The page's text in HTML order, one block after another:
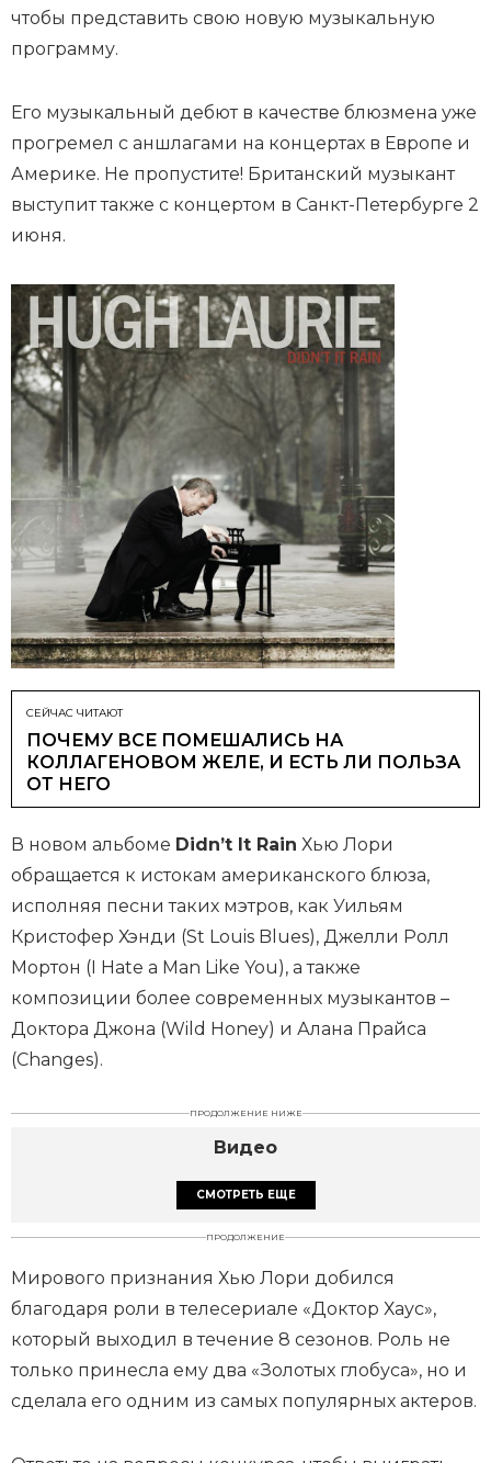
чтобы представить свою новую музыкальную
программу.
Его музыкальный дебют в качестве блюзмена уже
прогремел с аншлагами на концертах в Европе и
Америке. Не пропустите! Британский музыкант
выступит также с концертом в Санкт-Петербурге 2
июня.
СЕЙЧАС ЧИТАЮТ
ПОЧЕМУ ВСЕ ПОМЕШАЛИСЬ НА
КОЛЛАГЕНОВОМ ЖЕЛЕ, И ЕСТЬ ЛИ ПОЛЬЗА
ОТ НЕГО
В новом альбоме Didn’t It Rain Хью Лори
обращается к истокам американского блюза,
исполняя песни таких мэтров, как Уильям
Кристофер Хэнди (St Louis Blues), Джелли Ролл
Мортон (I Hate а Man Like You), а также
композиции более современных музыкантов –
Доктора Джона (Wild Honey) и Алана Прайса
(Changes).
ПРОДОЛЖЕНИЕ НИЖЕ
Видео
СМОТРЕТЬ ЕЩЕ
ПРОДОЛЖЕНИЕ
Мирового признания Хью Лори добился
благодаря роли в телесериале «Доктор Хаус»,
который выходил в течение 8 сезонов. Роль не
только принесла ему два «Золотых глобуса», но и
сделала его одним из самых популярных актеров.